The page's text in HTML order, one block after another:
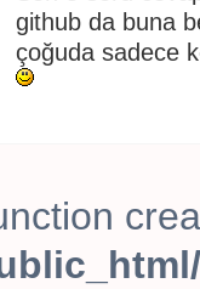
github da buna
çoğuda sadece